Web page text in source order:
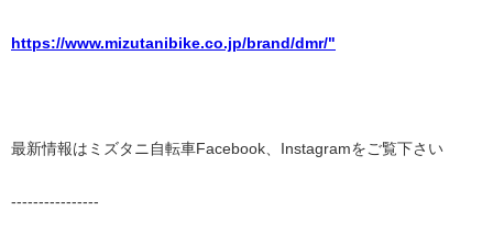
https://www.mizutanibike.co.jp/brand/dmr/"
最新情報はミズタニ自転車Facebook、Instagramをご覧下さい
----------------